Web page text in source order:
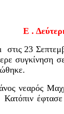
Ε .
23
συγκίνηση
νεαρός